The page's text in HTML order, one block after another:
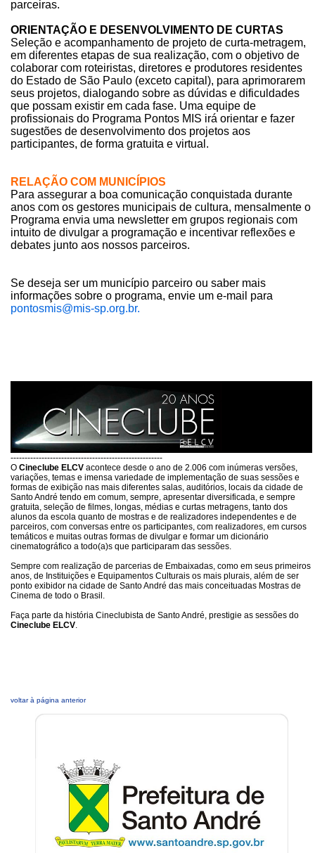
parceiras.
ORIENTAÇÃO E DESENVOLVIMENTO DE CURTAS
Seleção e acompanhamento de projeto de curta-metragem,
em diferentes etapas de sua realização, com o objetivo de
colaborar com roteiristas, diretores e produtores residentes
do Estado de São Paulo (exceto capital), para aprimorarem
seus projetos, dialogando sobre as dúvidas e dificuldades
que possam existir em cada fase. Uma equipe de
profissionais do Programa Pontos MIS irá orientar e fazer
sugestões de desenvolvimento dos projetos aos
participantes, de forma gratuita e virtual.
RELAÇÃO COM MUNICÍPIOS
Para assegurar a boa comunicação conquistada durante
anos com os gestores municipais de cultura, mensalmente o
Programa envia uma newsletter em grupos regionais com
intuito de divulgar a programação e incentivar reflexões e
debates junto aos nossos parceiros.
Se deseja ser um município parceiro ou saber mais
informações sobre o programa, envie um e-mail para
pontosmis@mis-sp.org.br.
------------------------------------------------------
O Cineclube ELCV acontece desde o ano de 2.006 com inúmeras versões,
variações, temas e imensa variedade de implementação de suas sessões e
formas de exibição nas mais diferentes salas, auditórios, locais da cidade de
Santo André tendo em comum, sempre, apresentar diversificada, e sempre
gratuita, seleção de filmes, longas, médias e curtas metragens, tanto dos
alunos da escola quanto de mostras e de realizadores independentes e de
parceiros, com conversas entre os participantes, com realizadores, em cursos
temáticos e muitas outras formas de divulgar e formar um dicionário
cinematográfico a todo(a)s que participaram das sessões.
Sempre com realização de parcerias de Embaixadas, como em seus primeiros
anos, de Instituições e Equipamentos Culturais os mais plurais, além de ser
ponto exibidor na cidade de Santo André das mais conceituadas Mostras de
Cinema de todo o Brasil.
Faça parte da história Cineclubista de Santo André, prestigie as sessões do
Cineclube ELCV.
voltar à página anterior